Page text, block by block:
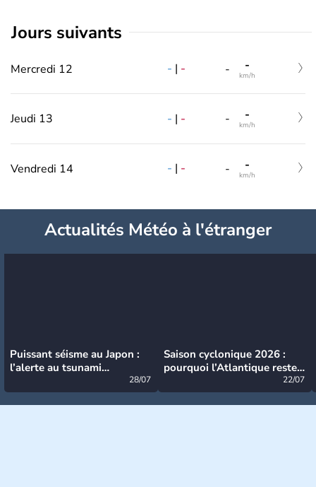
jours suivants
Mercredi 12 - | - - -
km/h
Jeudi 13 - | - - -
km/h
Vendredi 14 - | - - -
km/h
Actualités Météo à l'étranger
Puissant séisme au Japon :
l’alerte au tsunami
28/07
Saison cyclonique 2026 :
pourquoi l’Atlantique reste
22/07